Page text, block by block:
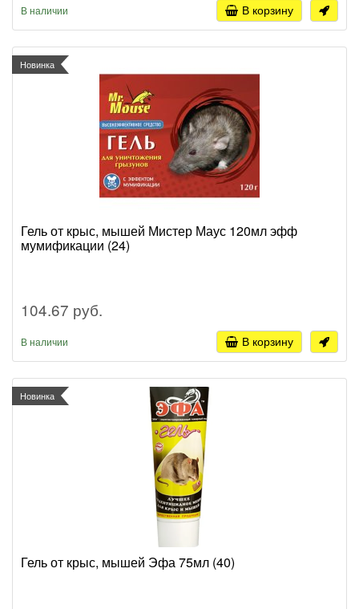
В наличии В корзину
Новинка
Гель от крыс, мышей Мистер Маус 120мл эфф
мумификации (24)
104.67 руб.
В наличии В корзину
Новинка
Гель от крыс, мышей Эфа 75мл (40)